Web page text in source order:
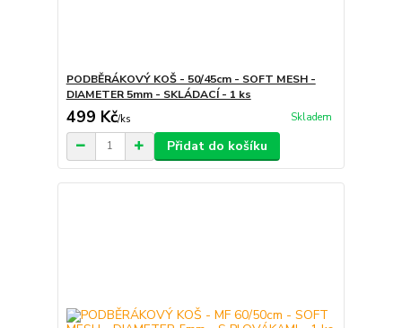
PODBĚRÁKOVÝ KOŠ - 50/45cm - SOFT MESH -
DIAMETER 5mm - SKLÁDACÍ - 1 ks
499 Kč/ks Skladem
Přidat do košíku